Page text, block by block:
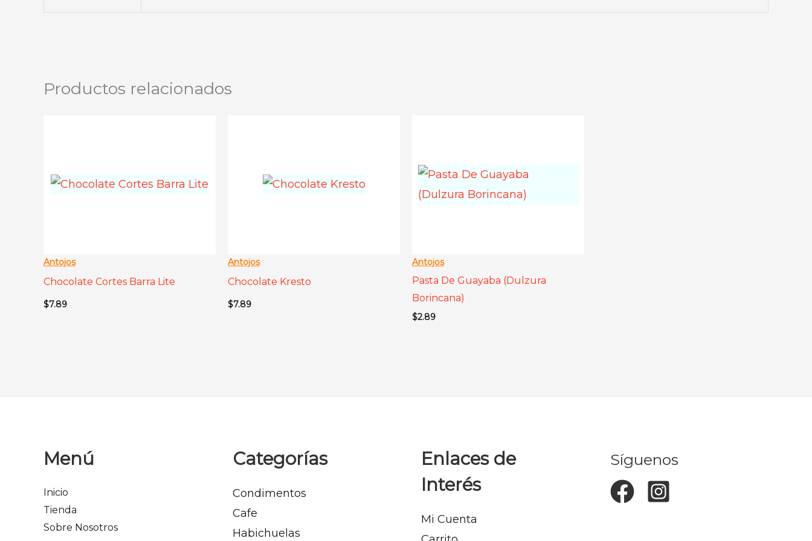
Productos relacionados
Antojos
Chocolate Cortes Barra Lite
$7.89
Antojos
Chocolate Kresto
$7.89
Antojos
Pasta De Guayaba (Dulzura
Borincana)
$2.89
Menú
Inicio
Tienda
Sobre Nosotros
Categorías
Condimentos
Cafe
Habichuelas
Enlaces de
Interés
Mi Cuenta
Síguenos